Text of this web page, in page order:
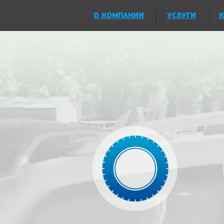
О КОМПАНИИ УСЛУГИ